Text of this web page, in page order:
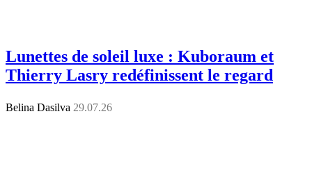
Lunettes de soleil luxe : Kuboraum et
Thierry Lasry redéfinissent le regard
Belina Dasilva 29.07.26